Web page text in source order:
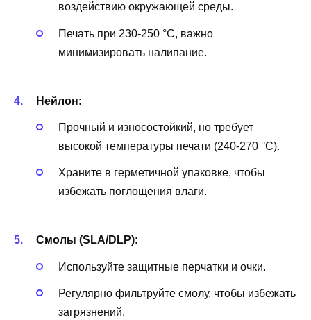
воздействию окружающей среды.
Печать при 230-250 °C, важно
минимизировать налипание.
Нейлон:
Прочный и износостойкий, но требует
высокой температуры печати (240-270 °C).
Храните в герметичной упаковке, чтобы
избежать поглощения влаги.
Смолы (SLA/DLP):
Используйте защитные перчатки и очки.
Регулярно фильтруйте смолу, чтобы избежать
загрязнений.